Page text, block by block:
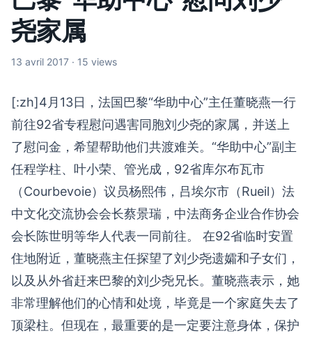
尧家属
13 avril 2017 · 15 views
[:zh]4月13日，法国巴黎“华助中心”主任董晓燕一行
前往92省专程慰问遇害同胞刘少尧的家属，并送上
了慰问金，希望帮助他们共渡难关。“华助中心”副主
任程学柱、叶小荣、管光成，92省库尔布瓦市
（Courbevoie）议员杨熙伟，吕埃尔市（Rueil）法
中文化交流协会会长蔡景瑞，中法商务企业合作协会
会长陈世明等华人代表一同前往。 在92省临时安置
住地附近，董晓燕主任探望了刘少尧遗孀和子女们，
以及从外省赶来巴黎的刘少尧兄长。董晓燕表示，她
非常理解他们的心情和处境，毕竟是一个家庭失去了
顶梁柱。但现在，最重要的是一定要注意身体，保护